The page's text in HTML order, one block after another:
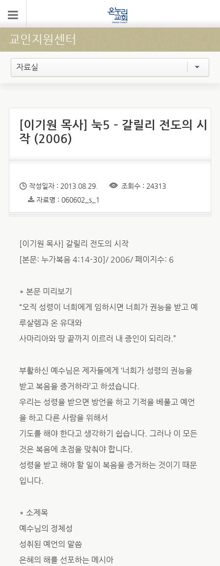
교인지원센터
자료실
[이기원 목사] 눅5 – 갈릴리 전도의 시
작 (2006)
작성일자 : 2013.08.29.
조회수 : 24313
자료명 : 060602_s_1
[이기원 목사] 갈릴리 전도의 시작
[본문: 누가복음 4:14-30]/ 2006/ 페이지수: 6
* 본문 미리보기
“오직 성령이 너희에게 임하시면 너희가 권능을 받고 예
루살렘과 온 유대와
사마리아와 땅 끝까지 이르러 내 증인이 되리라.”
부활하신 예수님은 제자들에게 ‘너희가 성령의 권능을
받고 복음을 증거하라’고 하셨습니다.
우리는 성령을 받으면 방언을 하고 기적을 베풀고 예언
을 하고 다른 사람을 위해서
기도를 해야 한다고 생각하기 쉽습니다. 그러나 이 모든
것은 복음에 초점을 맞춰야 합니다.
성령을 받고 해야 할 일이 복음을 증거하는 것이기 때문
입니다.
* 소제목
예수님의 정체성
성취된 예언의 말씀
은혜의 해를 선포하는 메시아